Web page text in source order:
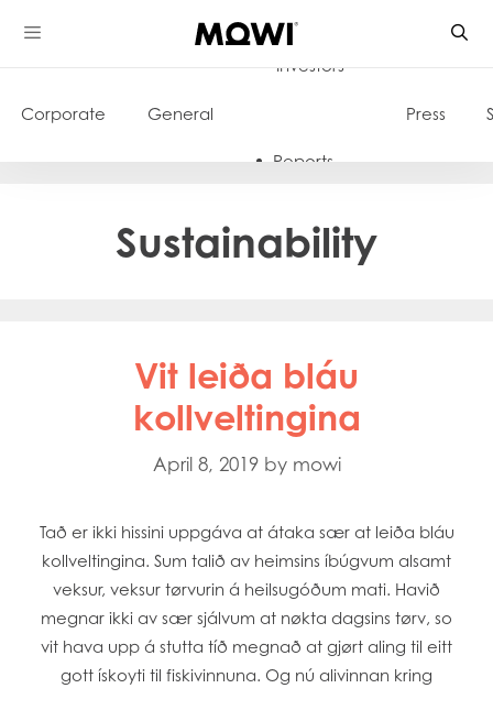
to
content
Corporate General
Investors
Reports
Press
Sustainability
Vit leiða bláu
kollveltingina
April 8, 2019 by mowi
Tað er ikki hissini uppgáva at átaka sær at leiða bláu
kollveltingina. Sum talið av heimsins íbúgvum alsamt
veksur, veksur tørvurin á heilsugóðum mati. Havið
megnar ikki av sær sjálvum at nøkta dagsins tørv, so
vit hava upp á stutta tíð megnað at gjørt aling til eitt
gott ískoyti til fiskivinnuna. Og nú alivinnan kring